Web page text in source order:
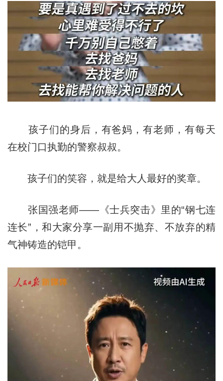
孩子们的身后，有爸妈，有老师，有每天
在校门口执勤的警察叔叔。
孩子们的笑容，就是给大人最好的奖章。
张国强老师——《士兵突击》里的“钢七连
连长”，和大家分享一副用不抛弃、不放弃的精
气神铸造的铠甲。